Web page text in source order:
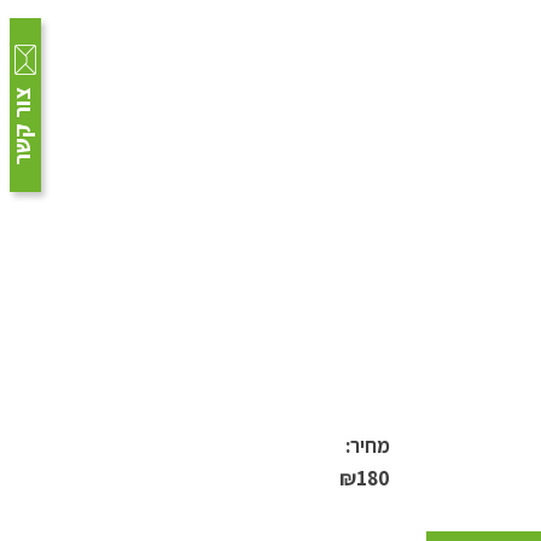
צור קשר
מחיר:
₪180